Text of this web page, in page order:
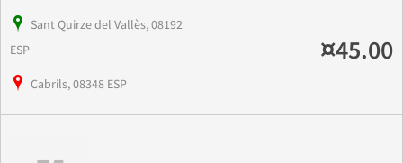
Sant Quirze del Vallès, 08192
ESP
Cabrils, 08348 ESP
¤45.00